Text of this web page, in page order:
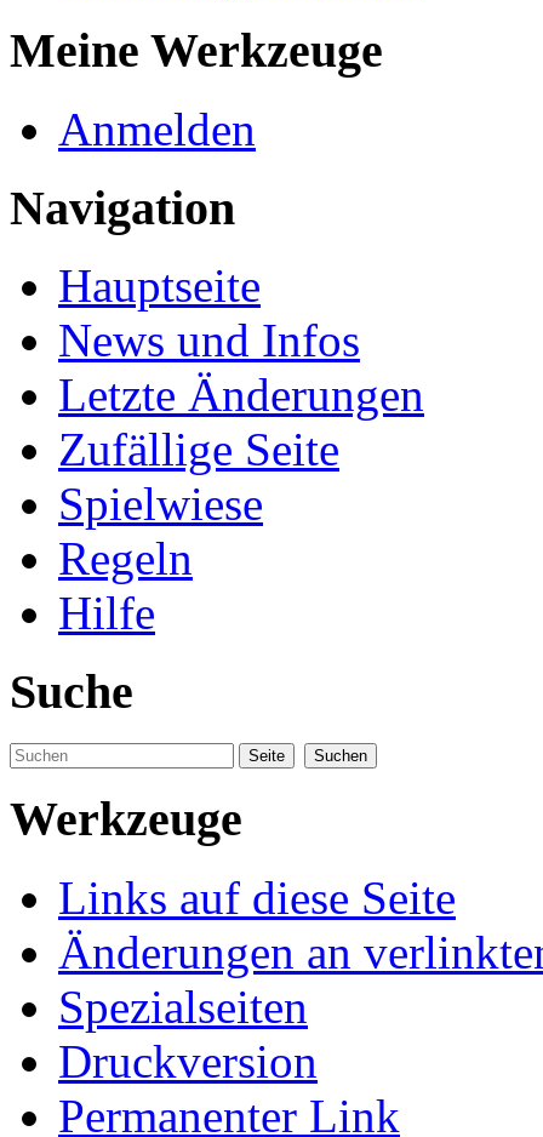
Meine Werkzeuge
Anmelden
Navigation
Hauptseite
News und Infos
Letzte Änderungen
Zufällige Seite
Spielwiese
Regeln
Hilfe
Suche
Werkzeuge
Links auf diese Seite
Änderungen an
Spezialseiten
Druckversion
Permanenter Link